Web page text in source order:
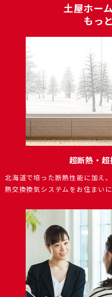
⼟屋ホー
もっ
超断熱・超
北海道で培った断熱性能に加え
熱交換換気システムをお住まいに